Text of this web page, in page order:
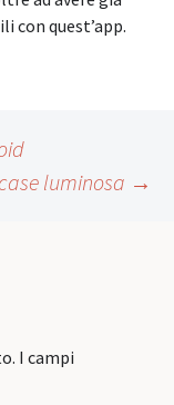
con quest’app.
luminosa →
I campi